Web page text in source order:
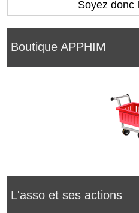
Boutique APPHIM
L'asso et ses actions
Soyez donc